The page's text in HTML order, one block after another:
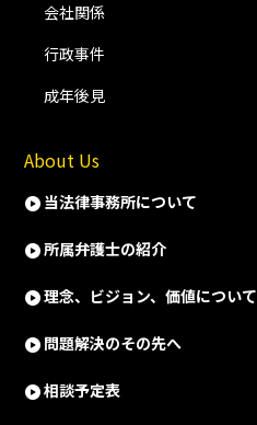
会社関係
行政事件
成年後見
About Us
当法律事務所について
所属弁護士の紹介
理念、ビジョン、価値について
問題解決のその先へ
相談予定表